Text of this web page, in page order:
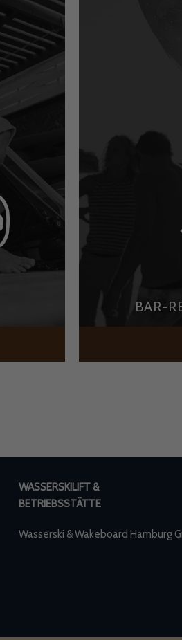
BAR-
WASSERSKILIFT &
BETRIEBSSTÄTTE
Wasserski & Wakeboard Hamburg